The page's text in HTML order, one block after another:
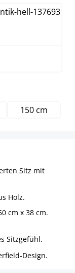
150 cm
Sitz mit
Holz.
cm x 38 cm.
Sitzgefühl.
Design.